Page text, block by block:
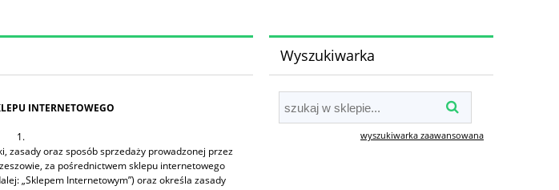
INTERNETOWEGO
1.
zasady oraz sposób sprzedaży prowadzonej przez
za pośrednictwem sklepu internetowego
„Sklepem Internetowym”) oraz określa zasady
Wyszukiwarka
wyszukiwarka zaawansowana